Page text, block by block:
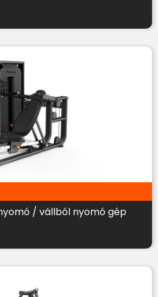
/ vállból nyomó gép